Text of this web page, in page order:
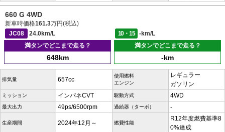
660 G 4WD
新車時価格161.3万円(税込)
JC08
24.0km/L 10・15
-km/L
満タンでどこまで走る？
648km
満タンでどこまで走る？
-km
排気量 657cc
使用燃料
エンジン
レギュラー
ガソリン
ミッション インパネCVT 駆動方式 4WD
最大出力 49ps/6500rpm 過給器（ターボ） -
生産期間 2024年12月～ 燃費性能
R12年度燃費基準8
0%達成